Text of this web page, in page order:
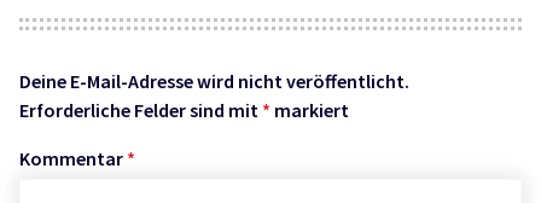
Deine E-Mail-Adresse wird nicht veröffentlicht.
Erforderliche Felder sind mit * markiert
Kommentar *